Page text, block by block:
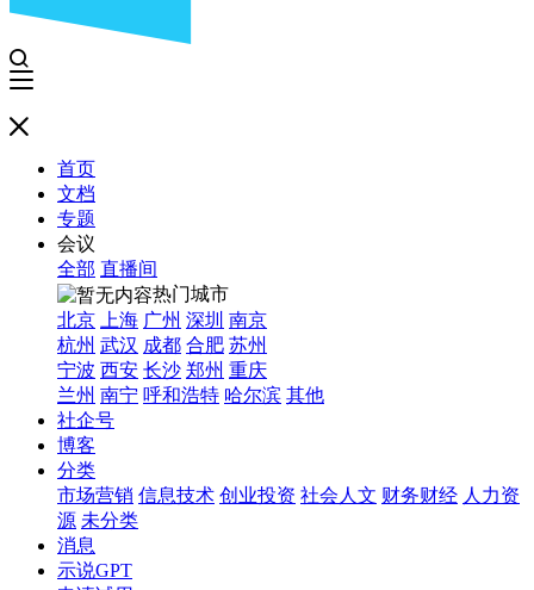
首页
文档
专题
会议
全部 直播间
热门城市
北京
上海 广州 深圳 南京
杭州 武汉 成都 合肥 苏州
宁波 西安 长沙 郑州 重庆
兰州 南宁 呼和浩特 哈尔滨 其他
社企号
博客
分类
市场营销 信息技术 创业投资 社会人文 财务财经 人力资
源 未分类
消息
示说GPT